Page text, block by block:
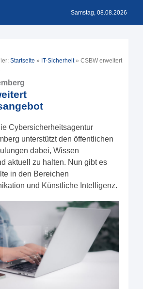
Samstag, 08.08.2026
Startseite » IT-Sicherheit» CSBW erweitert
Cybersicherheitsagentur
unterstützt den öffentlichen
dabei, Wissen
aktuell zu halten. Nun gibt es
in den Bereichen
und Künstliche Intelligenz.